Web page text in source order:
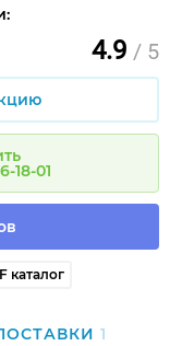
4.9 / 5
18-01
каталог
1